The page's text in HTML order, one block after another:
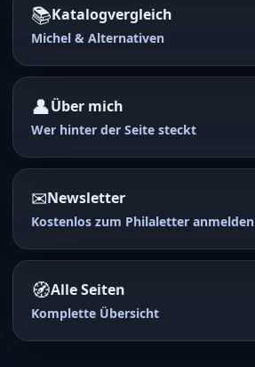
📚Katalogvergleich
Michel & Alternativen
👤Über mich
Wer hinter der Seite steckt
✉Newsletter
Kostenlos zum Philaletter anmelden
🧭Alle Seiten
Komplette Übersicht